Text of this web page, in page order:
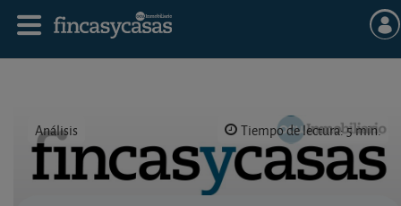
Análisis Tiempo de lectura: 5 min.